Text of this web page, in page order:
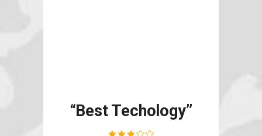
“Best Techology”